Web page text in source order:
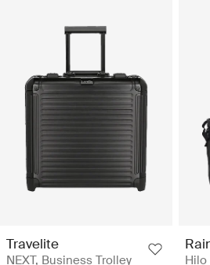
Travelite
NEXT, Business Trolley
Hilo